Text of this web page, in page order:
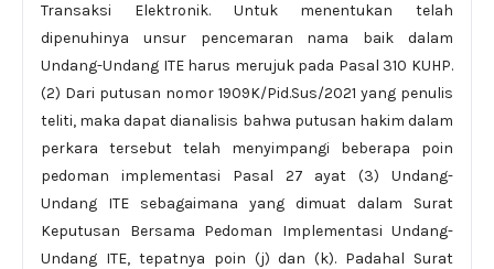
Transaksi Elektronik. Untuk menentukan telah
dipenuhinya unsur pencemaran nama baik dalam
Undang-Undang ITE harus merujuk pada Pasal 310 KUHP.
(2) Dari putusan nomor 1909K/Pid.Sus/2021 yang penulis
teliti, maka dapat dianalisis bahwa putusan hakim dalam
perkara tersebut telah menyimpangi beberapa poin
pedoman implementasi Pasal 27 ayat (3) Undang-
Undang ITE sebagaimana yang dimuat dalam Surat
Keputusan Bersama Pedoman Implementasi Undang-
Undang ITE, tepatnya poin (j) dan (k). Padahal Surat